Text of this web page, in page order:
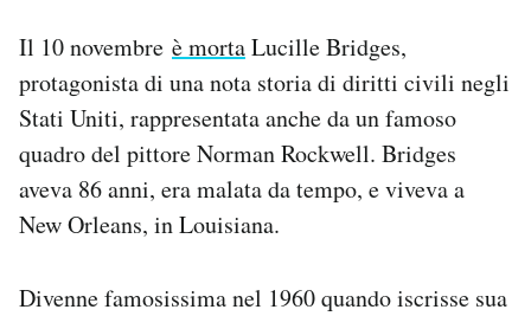
AREA PERSONALE
Area Personale
Newsletter
Notifiche mobile
Regala il Post
Il 10 novembre è mortaLucille Bridges,
protagonista di una nota storia di diritti civili negli
Stati Uniti, rappresentata anche da un famoso
quadro del pittore Norman Rockwell. Bridges
aveva 86 anni, era malata da tempo, e viveva a
New Orleans, in Louisiana.
Divenne famosissima nel 1960 quando iscrisse sua